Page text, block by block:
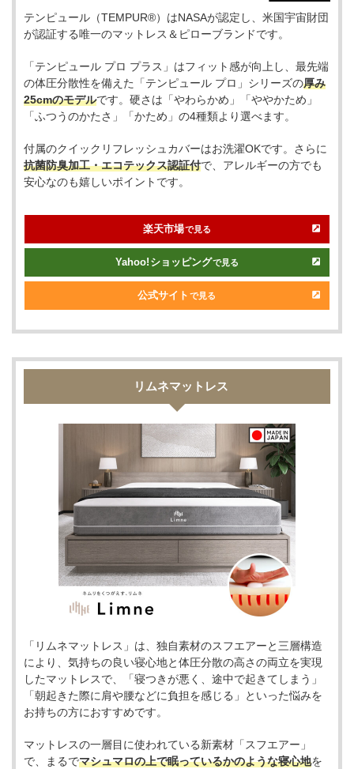
テンピュール（TEMPUR®）はNASAが認定し、米国宇宙財団
が認証する唯一のマットレス＆ピローブランドです。
「テンピュール プロ プラス」はフィット感が向上し、最先端
の体圧分散性を備えた「テンピュール プロ」シリーズの厚み
25cmのモデルです。硬さは「やわらかめ」「ややかため」
「ふつうのかたさ」「かため」の4種類より選べます。
付属のクイックリフレッシュカバーはお洗濯OKです。さらに
抗菌防臭加工・エコテックス認証付で、アレルギーの方でも
安心なのも嬉しいポイントです。
楽天市場で見る
Yahoo! ショッピングで見る
公式サイト で見る
リムネマットレス
「リムネマットレス」は、独自素材のスフエアーと三層構造
により、気持ちの良い寝心地と体圧分散の高さの両立を実現
したマットレスで、「寝つきが悪く、途中で起きてしまう」
「朝起きた際に肩や腰などに負担を感じる」といった悩みを
お持ちの方におすすめです。
マットレスの一層目に使われている新素材「スフエアー」
で、まるでマシュマロの上で眠っているかのような寝心地を